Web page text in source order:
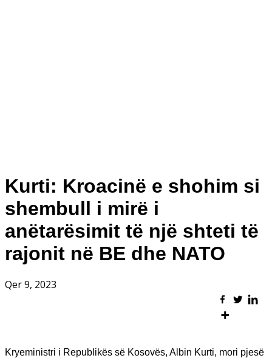
Kurti: Kroacinë e shohim si
shembull i mirë i
anëtarësimit të një shteti të
rajonit në BE dhe NATO
Qer 9, 2023
Kryeministri i Republikës së Kosovës, Albin Kurti, mori pjesë